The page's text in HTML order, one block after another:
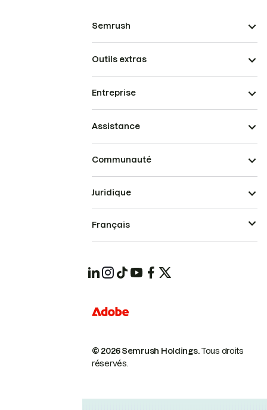
Semrush
Outils extras
Entreprise
Assistance
Communauté
© 2026 Semrush Holdings.Tous droits
réservés.
Juridique
Français